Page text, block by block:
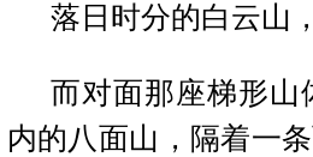
落日时分的白云山
而对面那座梯形山
内的八面山，隔着一